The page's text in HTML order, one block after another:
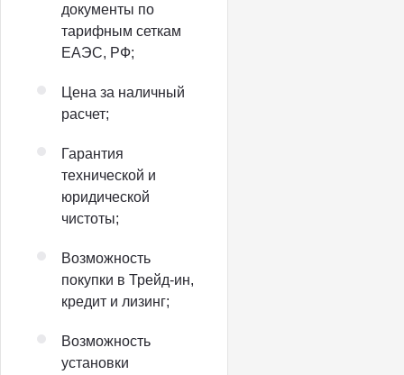
документы по
тарифным сеткам
ЕАЭС, РФ;
Цена за наличный
расчет;
Гарантия
технической и
юридической
чистоты;
Возможность
покупки в Трейд-ин,
кредит и лизинг;
Возможность
установки